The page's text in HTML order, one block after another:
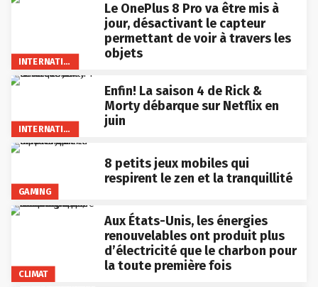
INTERNATIONAL
Le OnePlus 8 Pro va être mis à
jour, désactivant le capteur
permettant de voir à travers les
objets
INTERNATIONAL
Enfin! La saison 4 de Rick &
Morty débarque sur Netflix en
juin
GAMING
8 petits jeux mobiles qui
respirent le zen et la tranquillité
CLIMAT
Aux États-Unis, les énergies
renouvelables ont produit plus
d’électricité que le charbon pour
la toute première fois